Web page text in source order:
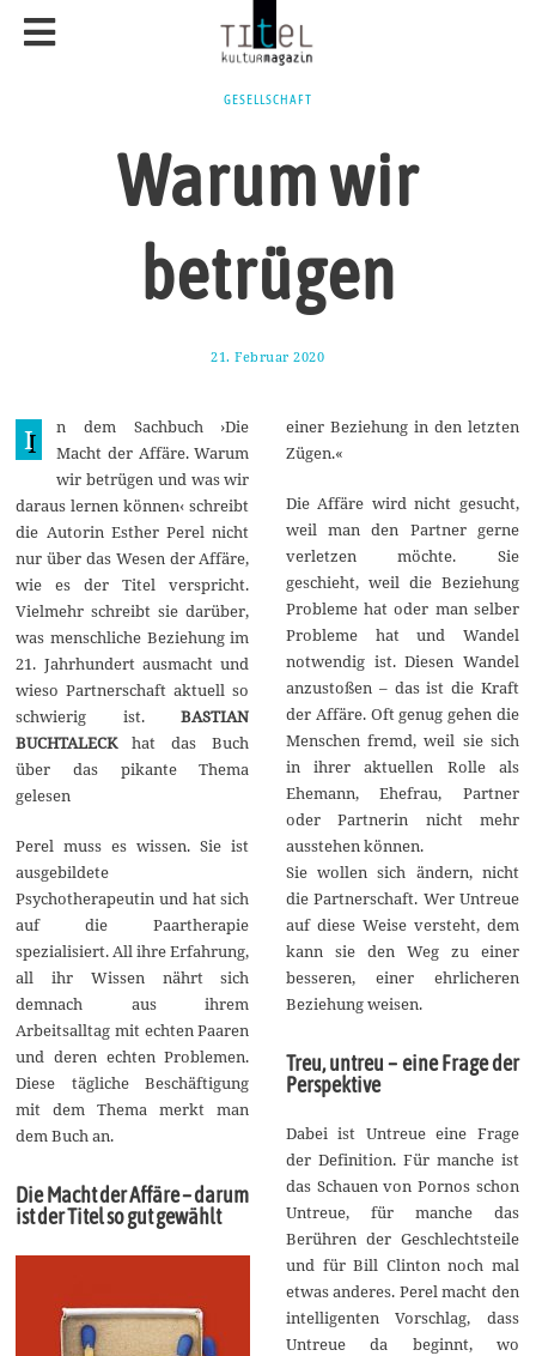
GESELLSCHAFT
Warum wir
betrügen
21. Februar 2020
a
2
2
I
n dem Sachbuch ›Die
Macht der Affäre. Warum
wir betrügen und was wir
daraus lernen können‹ schreibt
die Autorin Esther Perel nicht
nur über das Wesen der Affäre,
wie es der Titel verspricht.
Vielmehr schreibt sie darüber,
was menschliche Beziehung im
21. Jahrhundert ausmacht und
wieso Partnerschaft aktuell so
schwierig ist.BASTIAN
BUCHTALECKhat das Buch
über das pikante Thema
gelesen
Perel muss es wissen. Sie ist
ausgebildete
Psychotherapeutin und hat sich
auf die Paartherapie
spezialisiert. All ihre Erfahrung,
all ihr Wissen nährt sich
demnach aus ihrem
Arbeitsalltag mit echten Paaren
und deren echten Problemen.
Diese tägliche Beschäftigung
mit dem Thema merkt man
dem Buch an.
Die Macht der Affäre – darum
ist der Titel so gut gewählt
einer Beziehung in den letzten
Zügen.«
Die Affäre wird nicht gesucht,
weil man den Partner gerne
verletzen möchte. Sie
geschieht, weil die Beziehung
Probleme hat oder man selber
Probleme hat und Wandel
notwendig ist. Diesen Wandel
anzustoßen – das ist die Kraft
der Affäre. Oft genug gehen die
Menschen fremd, weil sie sich
in ihrer aktuellen Rolle als
Ehemann, Ehefrau, Partner
oder Partnerin nicht mehr
ausstehen können.
Sie wollen sich ändern, nicht
die Partnerschaft. Wer Untreue
auf diese Weise versteht, dem
kann sie den Weg zu einer
besseren, einer ehrlicheren
Beziehung weisen.
Treu, untreu – eine Frage der
Perspektive
Dabei ist Untreue eine Frage
der Definition. Für manche ist
das Schauen von Pornos schon
Untreue, für manche das
Berühren der Geschlechtsteile
und für Bill Clinton noch mal
etwas anderes. Perel macht den
intelligenten Vorschlag, dass
Untreue da beginnt, wo